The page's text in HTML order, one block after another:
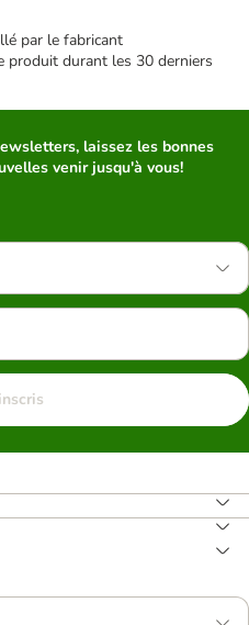
par le fabricant
produit durant les 30 derniers
laissez les bonnes
venir jusqu'à vous!